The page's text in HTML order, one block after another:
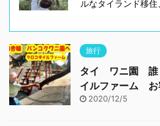
ルなタイランド移
旅行
タイ ワニ園 誰
イルファーム お
2020/12/5